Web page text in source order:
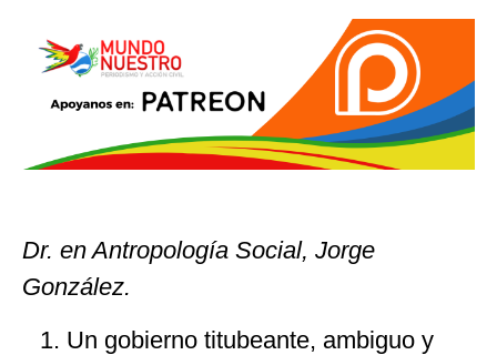
Dr. en Antropología Social, Jorge
González.
Un gobierno titubeante, ambiguo y